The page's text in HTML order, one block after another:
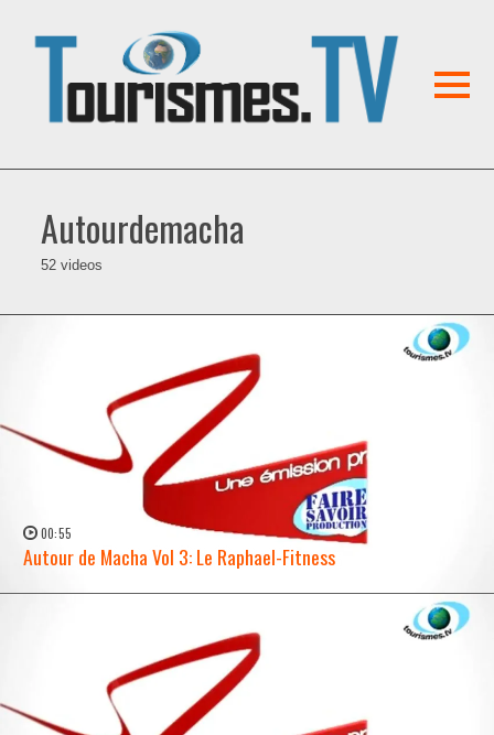
Autourdemacha
52 videos
00:55
Autour de Macha Vol 3: Le Raphael-Fitness